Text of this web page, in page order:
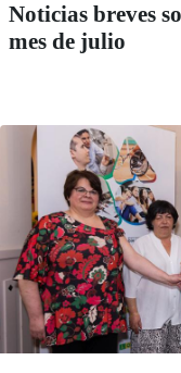
Noticias breves
mes de julio